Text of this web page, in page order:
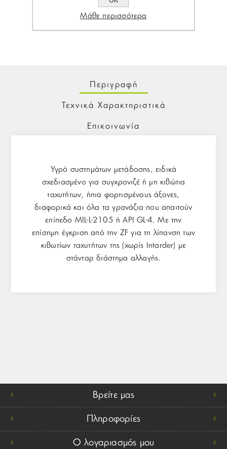
Περιγραφή
Τεχνικά Χαρακτηριστικά
Επικοινωνία
Υγρό συστημάτων μετάδοσης, ειδικά
σχεδιασμένο για συγχρονιζέ ή μη κιβώτια
ταχυτήτων, ήπια φορτισμένους άξονες,
διαφορικά και όλα τα γρανάζια που απαιτούν
επίπεδο MIL-L-2105 ή API GL-4. Με την
επίσημη έγκριση από την ZF για τη λίπανση των
κιβωτίων ταχυτήτων της (χωρίς Intarder) με
στάνταρ διάστημα αλλαγής.
Βρείτε μας
Πληροφορίες
Ο λογαριασμός μου
Μάθε περισσότερα